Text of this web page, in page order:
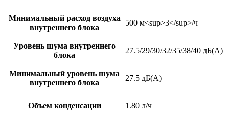
Минимальный расход воздуха
внутреннего блока
500 м<sup>3</sup>/ч
Уровень шума внутреннего
блока
27.5/29/30/32/35/38/40 дБ(А)
Минимальный уровень шума
внутреннего блока
27.5 дБ(А)
Объем конденсации 1.80 л/ч